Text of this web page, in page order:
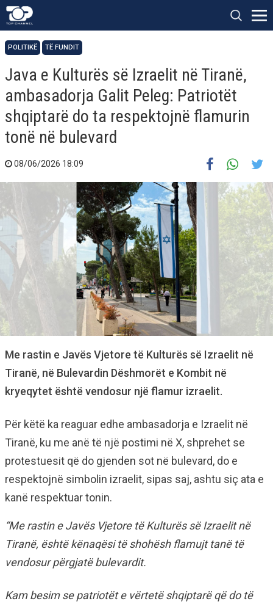
POLITIKË TË FUNDIT
Java e Kulturës së Izraelit në Tiranë,
ambasadorja Galit Peleg: Patriotët
shqiptarë do ta respektojnë flamurin
tonë në bulevard
08/06/2026 18:09
Me rastin e Javës Vjetore të Kulturës së Izraelit në
Tiranë, në Bulevardin Dëshmorët e Kombit në
kryeqytet është vendosur një flamur izraelit.
Për këtë ka reaguar edhe ambasadorja e Izraelit në
Tiranë, ku me anë të një postimi në X, shprehet se
protestuesit që do gjenden sot në bulevard, do e
respektojnë simbolin izraelit, sipas saj, ashtu siç ata e
kanë respektuar tonin.
“Me rastin e Javës Vjetore të Kulturës së Izraelit në
Tiranë, është kënaqësi të shohësh flamujt tanë të
vendosur përgjatë bulevardit.
Kam besim se patriotët e vërtetë shqiptarë që do të